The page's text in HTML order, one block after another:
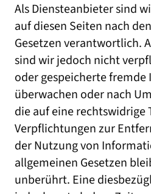
Als Diensteanbieter sind
auf diesen Seiten nach
Gesetzen verantwortlich.
sind wir jedoch nicht
oder gespeicherte
überwachen oder nach
die auf eine rechtswidrige
Verpflichtungen zur
der Nutzung von
allgemeinen Gesetzen
unberührt. Eine